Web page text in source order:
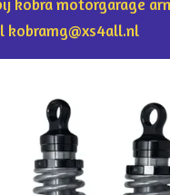
kobramg@xs4all.nl